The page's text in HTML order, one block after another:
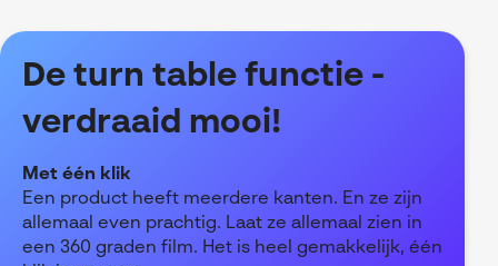
De turn table functie -
verdraaid mooi!
Met één klik
Een product heeft meerdere kanten. En ze zijn
allemaal even prachtig. Laat ze allemaal zien in
een 360 graden film. Het is heel gemakkelijk, één